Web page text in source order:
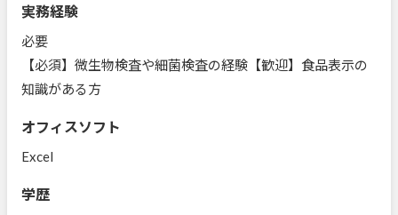
実務経験
必要
【必須】微生物検査や細菌検査の経験【歓迎】食品表示の
知識がある方
オフィスソフト
Excel
学歴